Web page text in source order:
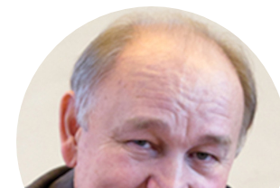
ПОДАТЬ РУКОПИСЬ
БАЗА ЗНАНИЙ
КЛЮЧЕВЫЕ СЛОВА
Регистрация